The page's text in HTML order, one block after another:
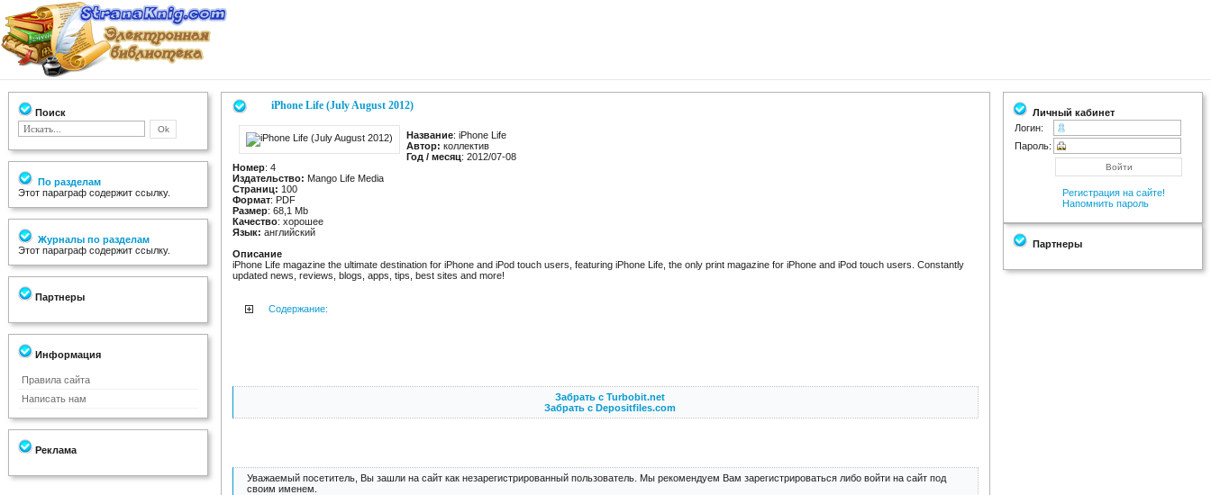
Поиск
По разделам
Этот параграф содержит ссылку.
Журналы по разделам
Этот параграф содержит ссылку.
Партнеры
Информация
Правила сайта
Написать нам
Реклама
iPhone Life (July August 2012)
Название: iPhone Life
Автор: коллектив
Год / месяц: 2012/07-08
Номер: 4
Издательство: Mango Life Media
Страниц: 100
Формат: PDF
Размер: 68,1 Mb
Качество: хорошее
Язык: английский
Описание
iPhone Life magazine the ultimate destination for iPhone and iPod touch users, featuring iPhone Life, the only print magazine for iPhone and iPod touch users. Constantly
updated news, reviews, blogs, apps, tips, best sites and more!
Содержание:
Забрать с Turbobit.net
Забрать с Depositfiles.com
Уважаемый посетитель, Вы зашли на сайт как незарегистрированный пользователь. Мы рекомендуем Вам зарегистрироваться либо войти на сайт под
своим именем.
Личный кабинет
Логин:
Пароль:
Регистрация на сайте!
Напомнить пароль
Партнеры